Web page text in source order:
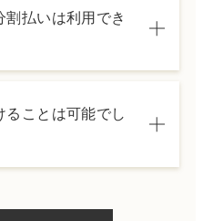
ただくか、カウン
す。
払いは利用でき
。詳細は受付スタッ
。
ことは可能でし